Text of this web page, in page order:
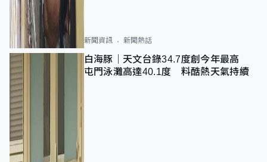
新聞資訊 新聞熱話
白海豚｜天文台錄34.7度創今年最高
屯門泳灘高達40.1度 料酷熱天氣持續